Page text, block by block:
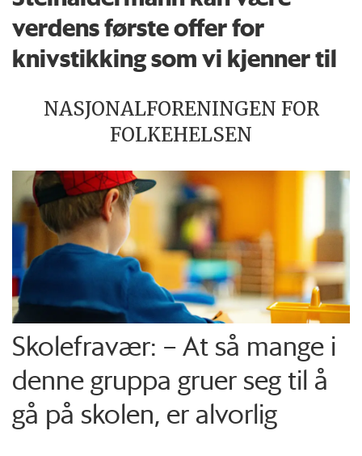
verdens første offer for
knivstikking som vi kjenner til
NASJONALFORENINGEN FOR
FOLKEHELSEN
Skolefravær: – At så mange i
denne gruppa gruer seg til å
gå på skolen, er alvorlig